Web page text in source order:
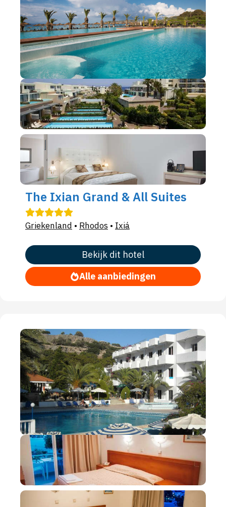
The Ixian Grand & All Suites
Griekenland • Rhodos • Ixiá
Bekijk dit hotel
Alle aanbiedingen